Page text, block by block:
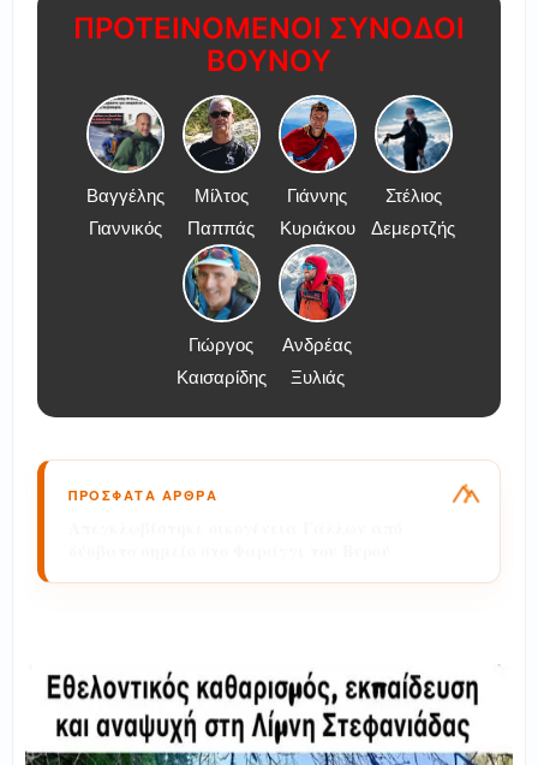
ΠΡΟΤΕΙΝΟΜΕΝΟΙ ΣΥΝΟΔΟΙ
ΒΟΥΝΟΥ
Βαγγέλης
Γιαννικός
Μίλτος
Παππάς
Γιάννης
Κυριάκου
Στέλιος
Δεμερτζής
Γιώργος
Καισαρίδης
Ανδρέας
Ξυλιάς
ΠΡΟΣΦΑΤΑ ΑΡΘΡΑ